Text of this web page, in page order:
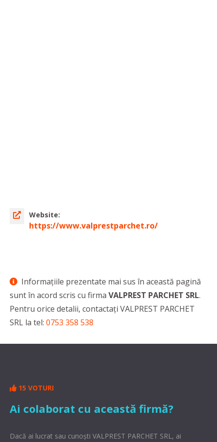
Website:
https://www.valprestparchet.ro/
Informaţiile prezentate mai sus în această pagină
sunt în acord scris cu firma VALPREST PARCHET SRL.
Pentru orice detalii, contactaţi VALPREST PARCHET
SRL la tel: 0753 358 538
15 VOTURI
Ai colaborat cu această firmă?
Dacă ai lucrat sau cunoşti VALPREST PARCHET SRL, ai